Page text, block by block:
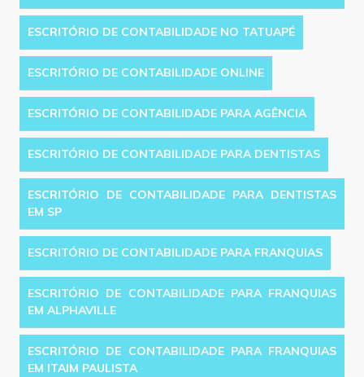
ESCRITÓRIO DE CONTABILIDADE NO TATUAPÉ
ESCRITÓRIO DE CONTABILIDADE ONLINE
ESCRITÓRIO DE CONTABILIDADE PARA AGÊNCIA
ESCRITÓRIO DE CONTABILIDADE PARA DENTISTAS
ESCRITÓRIO DE CONTABILIDADE PARA DENTISTAS
EM SP
ESCRITÓRIO DE CONTABILIDADE PARA FRANQUIAS
ESCRITÓRIO DE CONTABILIDADE PARA FRANQUIAS
EM ALPHAVILLE
ESCRITÓRIO DE CONTABILIDADE PARA FRANQUIAS
EM ITAIM PAULISTA